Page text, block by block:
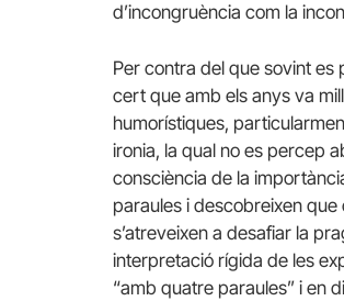
d’incongruència com la
Per contra del que sovint es
cert que amb els anys va
humorístiques,
ironia, la qual no es percep
consciència de la
paraules i descobreixen
s’atreveixen a desafiar la
interpretació rígida de les
“amb quatre paraules” i en